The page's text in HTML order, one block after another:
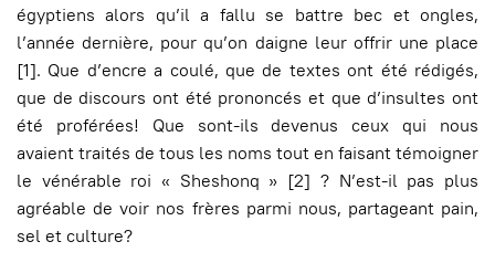
égyptiens alors qu’il a fallu se battre bec et ongles,
l’année dernière, pour qu’on daigne leur offrir une place
[1]. Que d’encre a coulé, que de textes ont été rédigés,
que de discours ont été prononcés et que d’insultes ont
été proférées! Que sont-ils devenus ceux qui nous
avaient traités de tous les noms tout en faisant témoigner
le vénérable roi « Sheshonq » [2] ? N’est-il pas plus
agréable de voir nos frères parmi nous, partageant pain,
sel et culture?